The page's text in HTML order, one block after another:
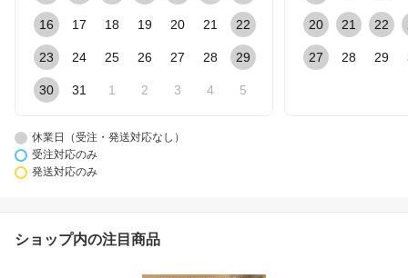
16 17 18 19 20 21 22
23 24 25 26 27 28 29
30 31 1 2 3 4 5
20 21 22
27 28 29
休業日（受注・発送対応なし）
受注対応のみ
発送対応のみ
ショップ内の注目商品